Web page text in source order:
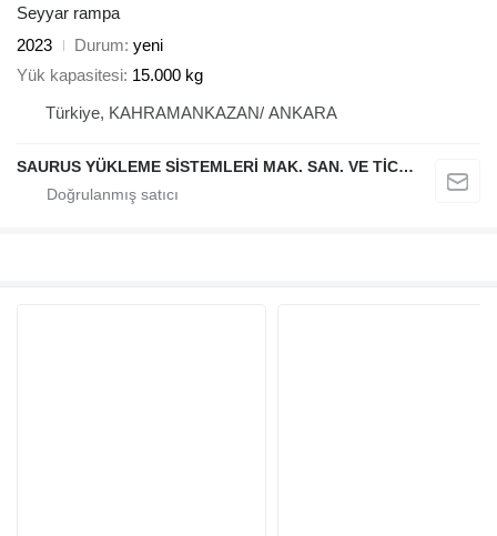
Seyyar rampa
2023
Durum yeni
Yük kapasitesi 15.000 kg
Türkiye, KAHRAMANKAZAN/ ANKARA
SAURUS YÜKLEME SİSTEMLERİ MAK. SAN. VE TİC. LTD. ŞTİ.